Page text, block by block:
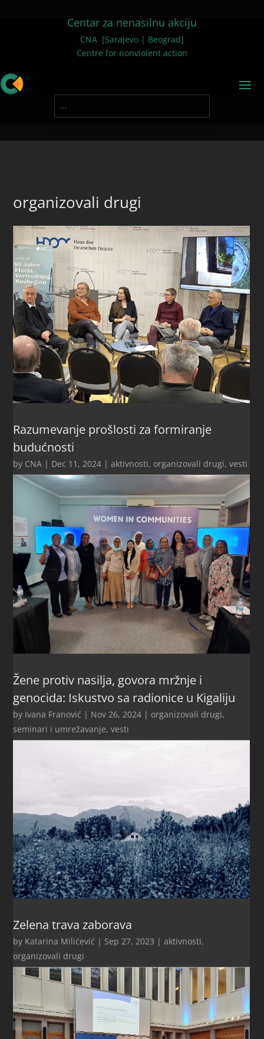
Centar za nenasilnu akciju
CNA [Sarajevo | Beograd]
Centre for nonviolent action
organizovali drugi
Razumevanje prošlosti za formiranje
budućnosti
by CNA | Dec 11, 2024 |aktivnosti, organizovali drugi,vesti
Žene protiv nasilja, govora mržnje i
genocida: Iskustvo sa radionice u Kigaliju
by Ivana Franović | Nov 26, 2024 | organizovali drugi,
seminari i umrežavanje,vesti
Zelena trava zaborava
by Katarina Milićević | Sep 27, 2023 |aktivnosti,
organizovali drugi